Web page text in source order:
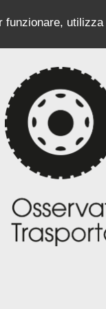
funzionare,